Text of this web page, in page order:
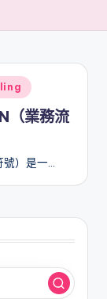
（業務流
號）是一…